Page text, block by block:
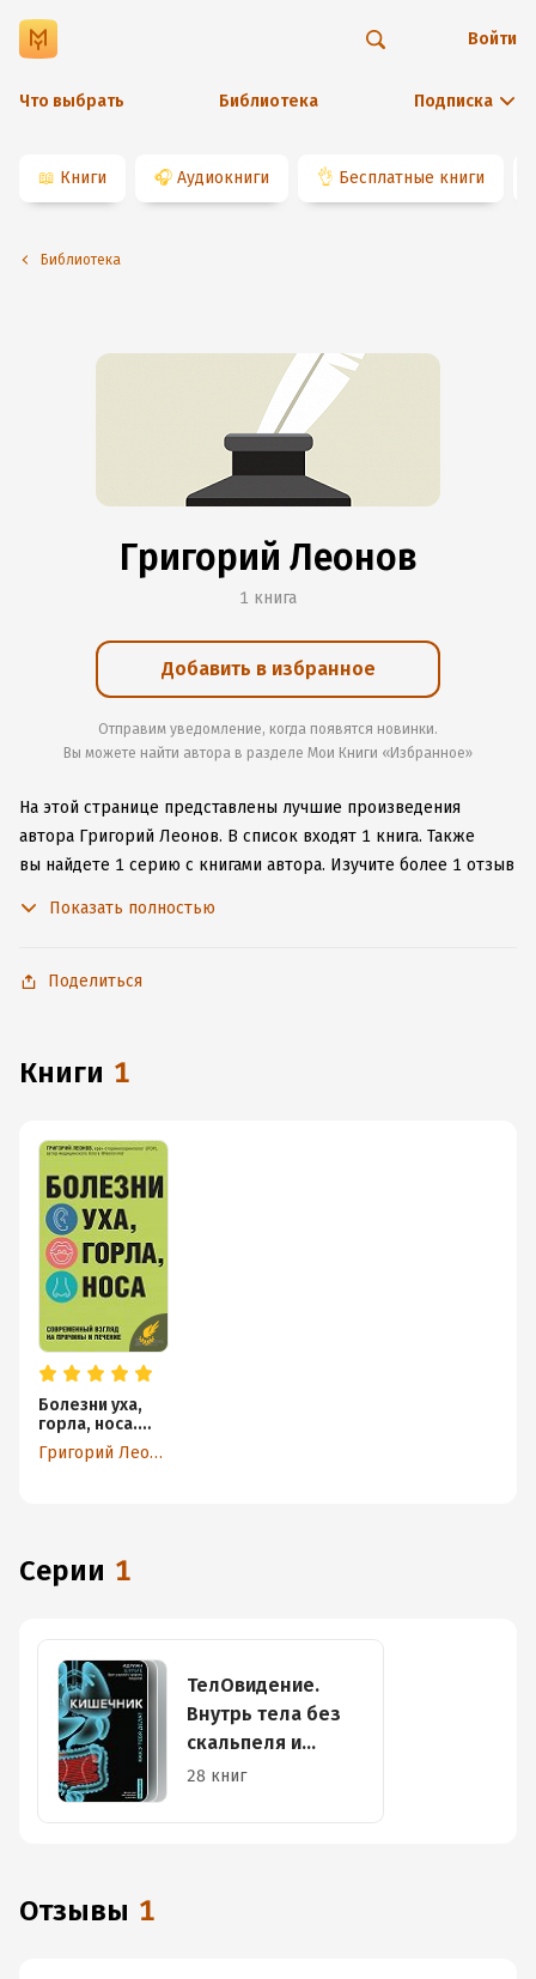
Что выбрать Библиотека Подписка
Войти
📖 Книги 🎧 Аудиокниги 👌 Бесплатные книги
Библиотека
Григорий Леонов
1 книга
Добавить в избранное
Отправим уведомление, когда появятся новинки.
Вы можете найти автора в разделе Мои Книги «Избранное»
На этой странице представлены лучшие произведения
автора Григорий Леонов. В список входят 1 книга. Также
вы найдете 1 серию с книгами автора. Изучите более 1 отзыв
не расставаться с любимыми произведениями даже без
Показать полностью
Поделиться
книги 1
Болезни уха,
горла, носа.
Современный
взгляд на
Григорий Леонов
Серии 1
ТелОвидение.
Внутрь тела без
скальпеля и
рентгена
28 книг
Отзывы 1